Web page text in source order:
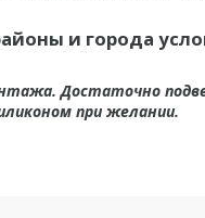
и города
Достаточно
при желании.